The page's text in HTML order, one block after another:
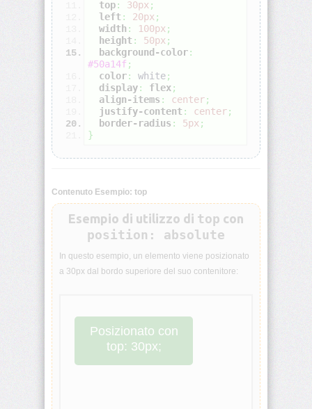
animation-
direction
animation-
duration
animation-
fill-
mode
animation-
animation-
name
animation-
play-
state
animation-
timing-
function
aspect-
ratio
top: 30px ;
left : 20px ;
width : 100px ;
height : 50px ;
background-color:
#50a14f ;
color: white;
display: flex;
align-items : center;
justify-content : center;
border-radius : 5px ;
}
Contenuto Esempio: top
Esempio di utilizzo di top con
position: absolute
In questo esempio, un elemento viene posizionato
a 30px dal bordo superiore del suo contenitore:
Posizionato con
top: 30px;